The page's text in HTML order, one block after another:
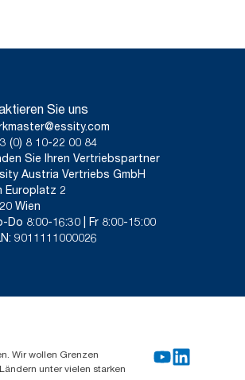
Sie uns
(0) 8 10-22 00 84
Sie Ihren Vertriebspartner
Austria Vertriebs GmbH
Europlatz 2
Wien
Do 8:00-16:30 | Fr 8:00-15:00
9011111000026
Wir wollen Grenzen
unter vielen starken